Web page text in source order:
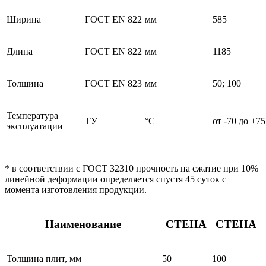
Ширина ГОСТ EN 822 мм 585
Длина ГОСТ EN 822 мм 1185
Толщина ГОСТ EN 823 мм 50; 100
Температура
эксплуатации
ТУ °С от -70 до +75
* в соответствии с ГОСТ 32310 прочность на сжатие при 10%
линейной деформации определяется спустя 45 суток с
момента изготовления продукции.
Наименование СТЕНА СТЕНА
Толщина плит, мм 50 100